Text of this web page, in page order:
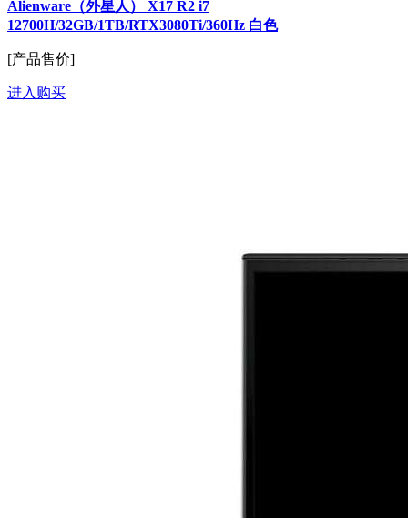
Alienware（外星人） X17 R2 i7
12700H/32GB/1TB/RTX3080Ti/360Hz 白色
[产品售价]
进入购买